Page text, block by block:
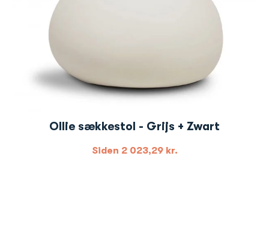
Ollie sækkestol - Grijs + Zwart
Siden 2 023,29 kr.